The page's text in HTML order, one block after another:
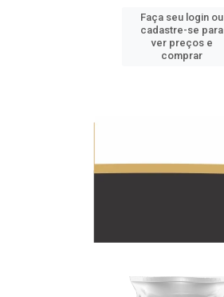
Faça seu login ou
cadastre-se para
ver preços e
comprar